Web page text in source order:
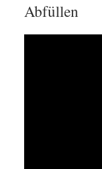
Abfüllen